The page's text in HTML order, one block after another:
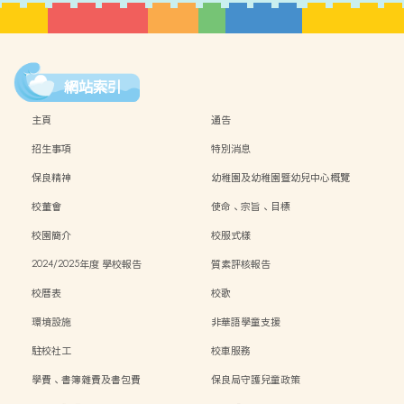
網站索引
主頁
通告
招生事項
特別消息
保良精神
幼稚園及幼稚園暨幼兒中心概覽
校董會
使命、宗旨、目標
校園簡介
校服式樣
2024/2025年度 學校報告
質素評核報告
校曆表
校歌
環境設施
非華語學童支援
駐校社工
校車服務
學費、書簿雜費及書包費
保良局守護兒童政策